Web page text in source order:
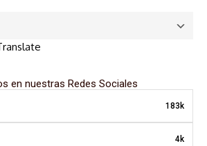
en nuestras Redes Sociales
183k
4k